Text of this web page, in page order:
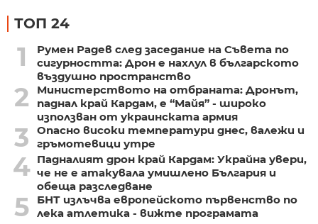
ТОП 24
1
Румен Радев след заседание на Съвета по
сигурността: Дрон е нахлул в българското
въздушно пространство
2
Министерството на отбраната: Дронът,
паднал край Кардам, е “Майя” - широко
използван от украинската армия
3
Опасно високи температури днес, валежи и
гръмотевици утре
4 Падналият дрон край Кардам: Украйна увери,
че не е атакувала умишлено България и
обеща разследване
5
БНТ излъчва европейското първенство по
лека атлетика - вижте програмата